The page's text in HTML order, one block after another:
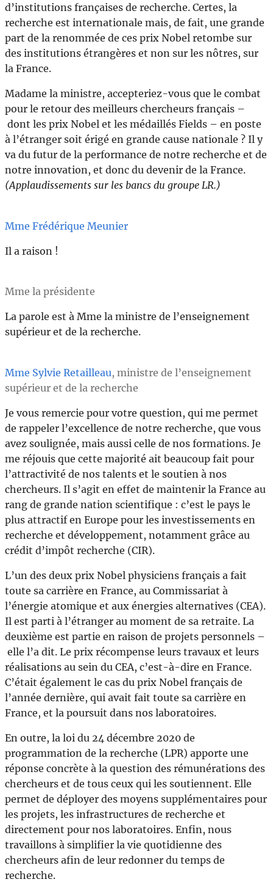
d’institutions françaises de recherche. Certes, la
recherche est internationale mais, de fait, une grande
part de la renommée de ces prix Nobel retombe sur
des institutions étrangères et non sur les nôtres, sur
la France.
Madame la ministre, accepteriez-vous que le combat
pour le retour des meilleurs chercheurs français –
dont les prix Nobel et les médaillés Fields – en poste
à l’étranger soit érigé en grande cause nationale ? Il y
va du futur de la performance de notre recherche et de
notre innovation, et donc du devenir de la France.
(Applaudissements sur les bancs du groupe LR.)
Mme Frédérique Meunier
Il a raison !
Mme la présidente
La parole est à Mme la ministre de l’enseignement
supérieur et de la recherche.
Mme Sylvie Retailleau, ministre de l’enseignement
supérieur et de la recherche
Je vous remercie pour votre question, qui me permet
de rappeler l’excellence de notre recherche, que vous
avez soulignée, mais aussi celle de nos formations. Je
me réjouis que cette majorité ait beaucoup fait pour
l’attractivité de nos talents et le soutien à nos
chercheurs. Il s’agit en effet de maintenir la France au
rang de grande nation scientifique : c’est le pays le
plus attractif en Europe pour les investissements en
recherche et développement, notamment grâce au
crédit d’impôt recherche (CIR).
L’un des deux prix Nobel physiciens français a fait
toute sa carrière en France, au Commissariat à
l’énergie atomique et aux énergies alternatives (CEA).
Il est parti à l’étranger au moment de sa retraite. La
deuxième est partie en raison de projets personnels –
elle l’a dit. Le prix récompense leurs travaux et leurs
réalisations au sein du CEA, c’est-à-dire en France.
C’était également le cas du prix Nobel français de
l’année dernière, qui avait fait toute sa carrière en
France, et la poursuit dans nos laboratoires.
En outre, la loi du 24 décembre 2020 de
programmation de la recherche (LPR) apporte une
réponse concrète à la question des rémunérations des
chercheurs et de tous ceux qui les soutiennent. Elle
permet de déployer des moyens supplémentaires pour
les projets, les infrastructures de recherche et
directement pour nos laboratoires. Enfin, nous
travaillons à simplifier la vie quotidienne des
chercheurs afin de leur redonner du temps de
recherche.